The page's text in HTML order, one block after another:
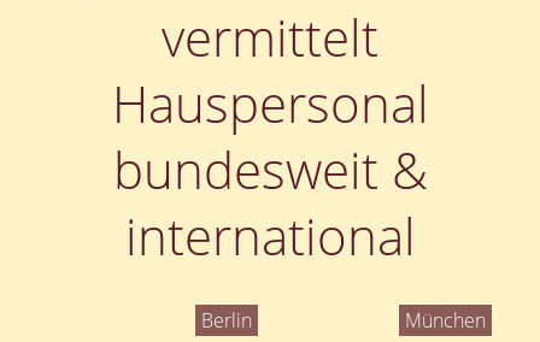
vermittelt
Hauspersonal
bundesweit &
international
Berlin München